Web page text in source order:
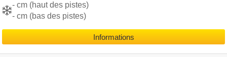
- cm (haut des pistes)
- cm (bas des pistes)
Informations